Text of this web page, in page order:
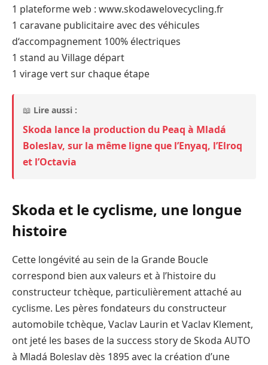
1 plateforme web : www.skodawelovecycling.fr
1 caravane publicitaire avec des véhicules
d‘accompagnement 100% électriques
1 stand au Village départ
1 virage vert sur chaque étape
📖 Lire aussi :
Skoda lance la production du Peaq à Mladá
Boleslav, sur la même ligne que l’Enyaq, l’Elroq
et l’Octavia
Skoda et le cyclisme, une longue
histoire
Cette longévité au sein de la Grande Boucle
correspond bien aux valeurs et à l’histoire du
constructeur tchèque, particulièrement attaché au
cyclisme. Les pères fondateurs du constructeur
automobile tchèque, Vaclav Laurin et Vaclav Klement,
ont jeté les bases de la success story de Skoda AUTO
à Mladá Boleslav dès 1895 avec la création d’une